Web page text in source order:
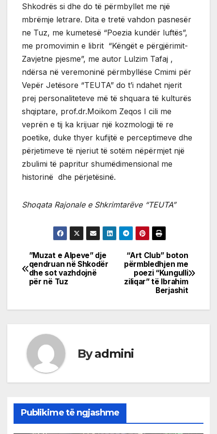
Shkodrës si dhe do të përmbyllet me një
mbrëmje letrare. Dita e tretë vahdon pasnesër
ne Tuz, me kumetesë “Poezia kundër luftës”,
me promovimin e librit “Këngët e përgjërimit-
Zavjetne pjesme”, me autor Lulzim Tafaj ,
ndërsa në veremoninë përmbyllëse Cmimi për
Vepër Jetësore “TEUTA” do t’i ndahet njerit
prej personaliteteve më të shquara të kulturës
shqiptare, prof.dr.Moikom Zeqos I cili me
veprën e tij ka krijuar një kozmologji të re
poetike, duke thyer kufijtë e perceptimeve dhe
përjetimeve të njeriut të sotëm nëpërmjet një
zbulimi të papritur shumëdimensional me
historinë dhe përjetësinë.
Shoqata Rajonale e Shkrimtarëve “TEUTA”
Post
navigation
“Art Club” boton
përmbledhjen me
poezi “Kungulli
ziliqar” të Ibrahim
Berjashit
”Muzat e Alpeve” dje
qendruan në Shkodër
dhe sot vazhdojnë
për në Tuz
Byadmini
Publikime të ngjashme